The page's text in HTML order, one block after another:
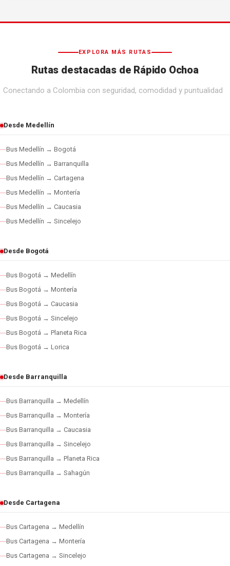
EXPLORA MÁS RUTAS
Rutas destacadas de Rápido Ochoa
Conectando a Colombia con seguridad, comodidad y puntualidad
Desde Medellín
Bus Medellín → Bogotá
Bus Medellín → Barranquilla
Bus Medellín → Cartagena
Bus Medellín → Montería
Bus Medellín → Caucasia
Bus Medellín → Sincelejo
Desde Bogotá
Bus Bogotá → Medellín
Bus Bogotá → Montería
Bus Bogotá → Caucasia
Bus Bogotá → Sincelejo
Bus Bogotá → Planeta Rica
Bus Bogotá → Lorica
Desde Barranquilla
Bus Barranquilla → Medellín
Bus Barranquilla → Montería
Bus Barranquilla → Caucasia
Bus Barranquilla → Sincelejo
Bus Barranquilla → Planeta Rica
Bus Barranquilla → Sahagún
Desde Cartagena
Bus Cartagena → Medellín
Bus Cartagena → Montería
Bus Cartagena → Sincelejo